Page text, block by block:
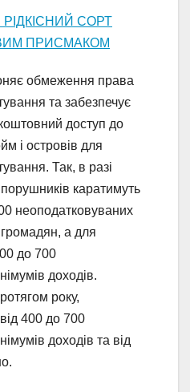
СОРТ
ПРИСМАКОМ
обмеження права
та забезпечує
доступ до
і островів для
Так, в разі
каратимуть
неоподатковуваних
громадян, а для
до 700
доходів.
року,
400 до 700
доходів та від